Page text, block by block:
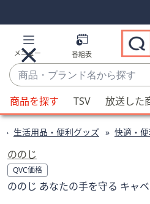
Links
Links2
メニュー 番組表
商
品・
ブ
ラ
ン
名
か
ら
候
補
利
用
可
能
商品を探す TSV 放送した
生活用品・便利グッズ 快適・
ののじ
QVC価格
ののじ あなたの手を守る キャ